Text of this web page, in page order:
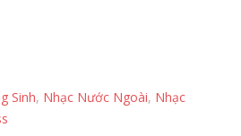
Sinh, Nhạc Nước Ngoài, Nhạc